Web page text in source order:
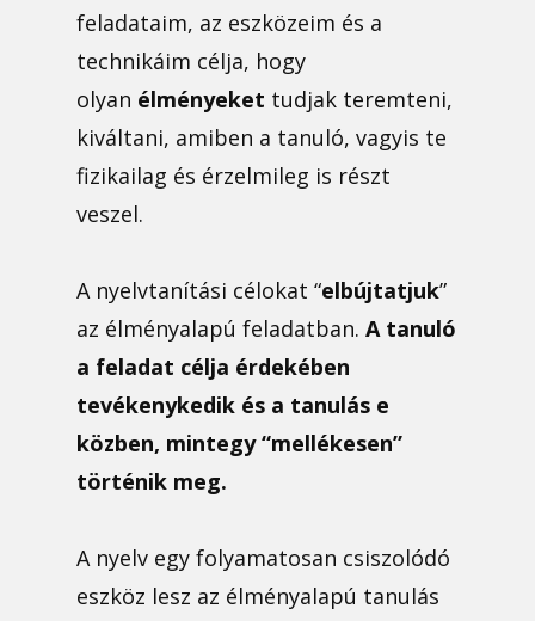
feladataim, az eszközeim és a
technikáim célja, hogy
olyan élményeket tudjak teremteni,
kiváltani, amiben a tanuló, vagyis te
fizikailag és érzelmileg is részt
veszel.
A nyelvtanítási célokat “elbújtatjuk”
az élményalapú feladatban. A tanuló
a feladat célja érdekében
tevékenykedik és a tanulás e
közben, mintegy “mellékesen”
történik meg.
A nyelv egy folyamatosan csiszolódó
eszköz lesz az élményalapú tanulás